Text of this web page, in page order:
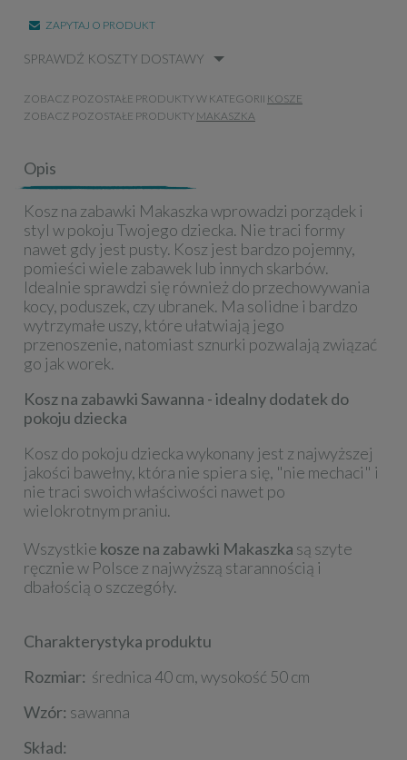
ZAPYTAJ O PRODUKT
SPRAWDŹ KOSZTY DOSTAWY
ZOBACZ POZOSTAŁE PRODUKTY W KATEGORII KOSZE
ZOBACZ POZOSTAŁE PRODUKTY MAKASZKA
Opis
Kosz na zabawki Makaszka wprowadzi porządek i
styl w pokoju Twojego dziecka. Nie traci formy
nawet gdy jest pusty. Kosz jest bardzo pojemny,
pomieści wiele zabawek lub innych skarbów.
Idealnie sprawdzi się również do przechowywania
kocy, poduszek, czy ubranek. Ma solidne i bardzo
wytrzymałe uszy, które ułatwiają jego
przenoszenie, natomiast sznurki pozwalają związać
go jak worek.
Kosz na zabawki Sawanna - idealny dodatek do
pokoju dziecka
Kosz do pokoju dziecka wykonany jest z najwyższej
jakości bawełny, która nie spiera się, "nie mechaci" i
nie traci swoich właściwości nawet po
wielokrotnym praniu.
Wszystkie kosze na zabawki Makaszka są szyte
ręcznie w Polsce z najwyższą starannością i
dbałością o szczegóły.
Charakterystyka produktu
Rozmiar: średnica 40 cm, wysokość 50 cm
Wzór: sawanna
Skład: